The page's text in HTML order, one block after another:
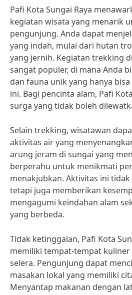
Pafi Kota Sungai Raya
kegiatan wisata yang menarik
pengunjung. Anda dapat
yang indah, mulai dari hutan
yang jernih. Kegiatan trekking
sangat populer, di mana Anda
dan fauna unik yang hanya
ini. Bagi pencinta alam, Pafi
surga yang tidak boleh
Selain trekking, wisatawan
aktivitas air yang
arung jeram di sungai yang
berperahu untuk menikmati
menakjubkan. Aktivitas ini
tetapi juga memberikan
mengagumi keindahan alam
yang berbeda.
Tidak ketinggalan, Pafi Kota
memiliki tempat-tempat kuliner
selera. Pengunjung dapat
masakan lokal yang memiliki
Menyantap makanan dengan